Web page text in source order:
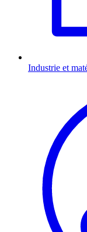
Industrie et